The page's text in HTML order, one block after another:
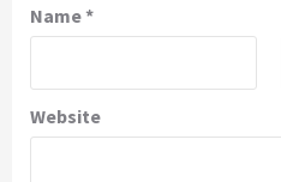
Name*
Website